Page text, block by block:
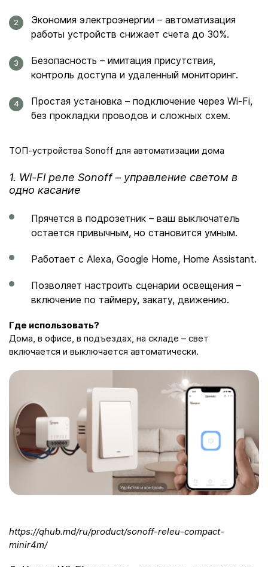
Экономия электроэнергии – автоматизация
работы устройств снижает счета до 30%.
Безопасность – имитация присутствия,
контроль доступа и удаленный мониторинг.
Простая установка – подключение через Wi-Fi,
без прокладки проводов и сложных схем.
ТОП-устройства Sonoff для автоматизации дома
1. Wi-Fi реле Sonoff – управление светом в
одно касание
Прячется в подрозетник – ваш выключатель
остается привычным, но становится умным.
Работает с Alexa, Google Home, Home Assistant.
Позволяет настроить сценарии освещения –
включение по таймеру, закату, движению.
Где использовать?
Дома, в офисе, в подъездах, на складе – свет
включается и выключается автоматически.
https://qhub.md/ru/product/sonoff-releu-compact-
minir4m/